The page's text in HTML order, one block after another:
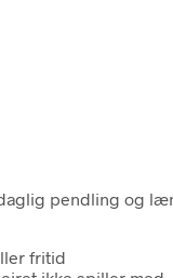
pendling og
fritid